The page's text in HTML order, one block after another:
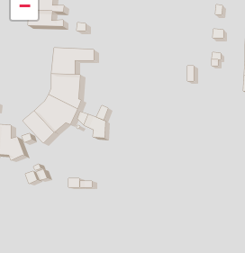
−